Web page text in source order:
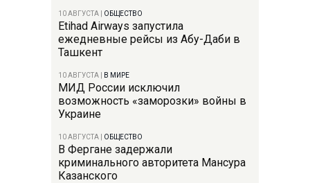
10 АВГУСТА ОБЩЕСТВО
Etihad Airways запустила
ежедневные рейсы из Абу-Даби в
Ташкент
10 АВГУСТА В МИРЕ
МИД России исключил
возможность «заморозки» войны в
Украине
10 АВГУСТА ОБЩЕСТВО
В Фергане задержали
криминального авторитета Мансура
Казанского